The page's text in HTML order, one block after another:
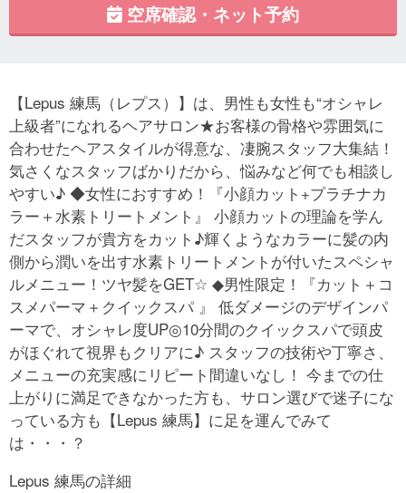
空席確認・ネット予約
【Lepus 練馬（レプス）】は、男性も女性も“オシャレ
上級者”になれるヘアサロン★お客様の骨格や雰囲気に
合わせたヘアスタイルが得意な、凄腕スタッフ大集結！
気さくなスタッフばかりだから、悩みなど何でも相談し
やすい♪ ◆女性におすすめ！『小顔カット+プラチナカ
ラー＋水素トリートメント』 小顔カットの理論を学ん
だスタッフが貴方をカット♪輝くようなカラーに髪の内
側から潤いを出す水素トリートメントが付いたスペシャ
ルメニュー！ツヤ髪をGET☆ ◆男性限定！『カット＋コ
スメパーマ＋クイックスパ 』 低ダメージのデザインパ
ーマで、オシャレ度UP◎10分間のクイックスパで頭皮
がほぐれて視界もクリアに♪ スタッフの技術や丁寧さ、
メニューの充実感にリピート間違いなし！ 今までの仕
上がりに満足できなかった方も、サロン選びで迷子にな
っている方も【Lepus 練馬】に足を運んでみて
は・・・？
Lepus 練馬の詳細